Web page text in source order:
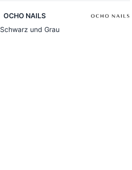
OCHO NAILS
Schwarz und Grau